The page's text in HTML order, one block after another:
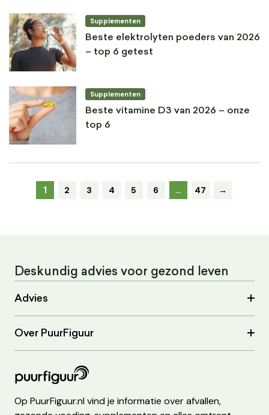
Supplementen
Beste elektrolyten poeders van 2026
– top 6 getest
Supplementen
Beste vitamine D3 van 2026 – onze
top 6
1 2 3 4 5 6 … 47 →
Deskundig advies voor gezond leven
Advies
Over PuurFiguur
Op PuurFiguur.nl vind je informatie over afvallen,